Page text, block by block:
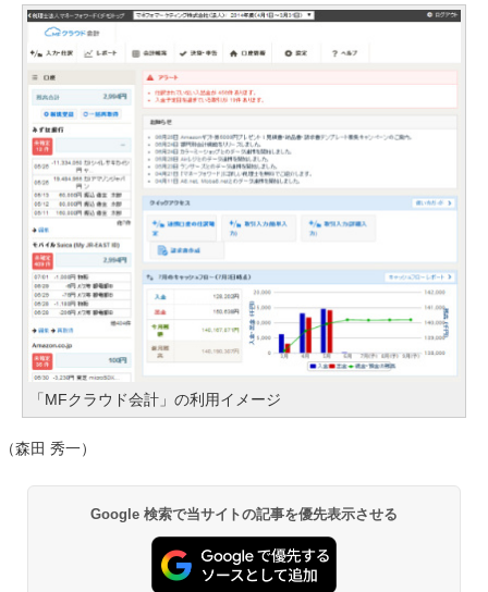
「MFクラウド会計」の利用イメージ
（森田 秀一）
Google 検索で当サイトの記事を優先表示させる